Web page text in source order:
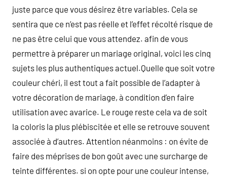
juste parce que vous désirez être variables. Cela se
sentira que ce n’est pas réelle et l’effet récolté risque de
ne pas être celui que vous attendez. afin de vous
permettre à préparer un mariage original, voici les cinq
sujets les plus authentiques actuel.Quelle que soit votre
couleur chéri, il est tout a fait possible de l’adapter à
votre décoration de mariage, à condition d’en faire
utilisation avec avarice. Le rouge reste cela va de soit
la coloris la plus plébiscitée et elle se retrouve souvent
associée à d’autres. Attention néanmoins : on évite de
faire des méprises de bon goût avec une surcharge de
teinte différentes. si on opte pour une couleur intense,